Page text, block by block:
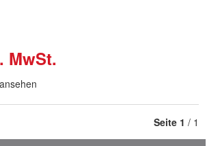
MwSt.
Seite 1 / 1